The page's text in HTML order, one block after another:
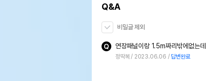
Q&A
비밀글 제외
연장패널이랑 1.5m짜리밖에없는
정딱복 2023.06.06 답변완료